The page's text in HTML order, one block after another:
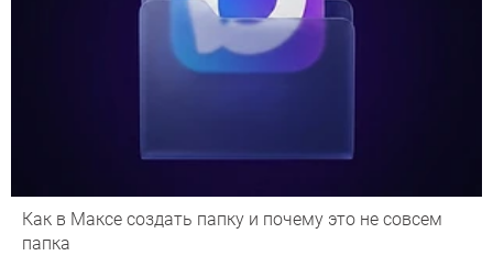
Как в Максе создать папку и почему это не совсем
папка